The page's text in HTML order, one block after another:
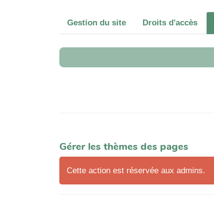
Gestion du site Droits d'accès
Gérer les thèmes des pages
Cette action est réservée aux admins.